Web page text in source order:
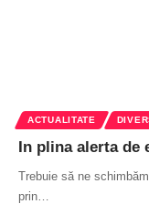
ACTUALITATE
In plina alerta de
Trebuie să ne
prin